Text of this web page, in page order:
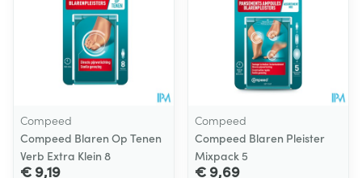
Compeed
Compeed Blaren Op Tenen
Verb Extra Klein 8
€ 9,19
Compeed
Compeed Blaren Pleister
Mixpack 5
€ 9,69